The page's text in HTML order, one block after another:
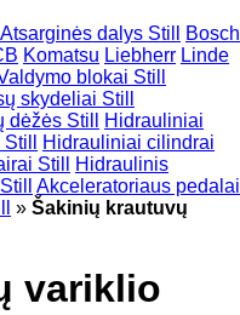
Atsarginės dalys Still
Bosch
Komatsu Liebherr Linde
blokai Still
skydeliai Still
dėžės Still
Hidrauliniai
Hidrauliniai cilindrai
Still
Hidraulinis
Akceleratoriaus pedalai
» Šakinių krautuvų
variklio